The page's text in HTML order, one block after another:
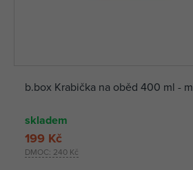
b.box Krabička na oběd 400 ml -
skladem
DMOC: 240 Kč
199 Kč